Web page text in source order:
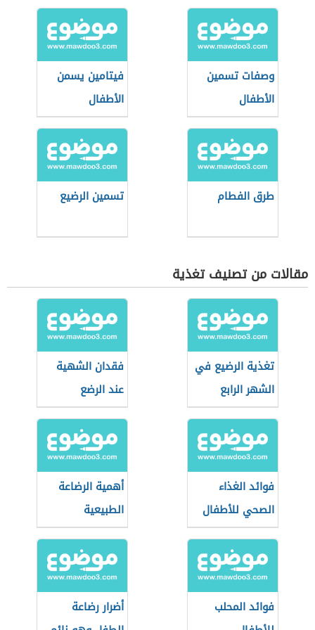
وصفات تسمين
الأطفال
فيتامين يسمن
الأطفال
طرق الفطام تسمين الرضيع
مقالات من تصنيف تغذية
تغذية الرضيع في
الشهر الرابع
فقدان الشهية
عند الرضع
فوائد الغذاء
الصحي للأطفال
أهمية الرضاعة
الطبيعية
فوائد المحلب
أضرار رضاعة